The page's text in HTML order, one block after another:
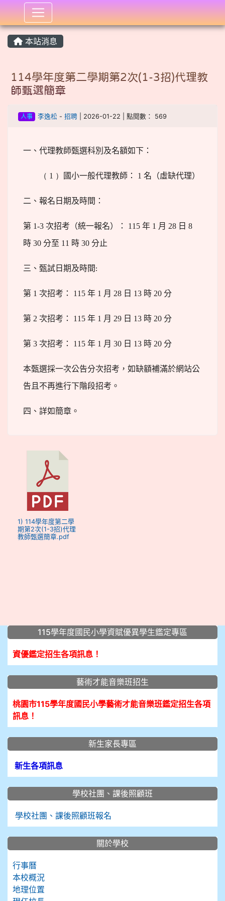
:::
本站消息
114學年度第二學期第2次(1-3招)代理教
師甄選簡章
人事 李逸松 - 招聘| 2026-01-22 | 點閱數： 569
一、代理教師甄選科別及名額如下：
（ 1 ） 國小一般代理教師： 1 名（虛缺代理）
二、報名日期及時間：
第 1-3 次招考 （統一報名）
： 115 年 1 月 28 日 8
時 30 分至 11 時 30 分止
三、甄試日期及時間:
第 1 次招考： 115 年 1 月 28 日 13 時 20 分
第 2 次招考： 115 年 1 月 29 日 13 時 20 分
第 3 次招考： 115 年 1 月 30 日 13 時 20 分
本甄選採一次公告分次招考，如缺額補滿於網站公
告且不再進行下階段招考。
四、詳如簡章。
1) 114學年度第二學
期第2次(1-3招)代理
教師甄選簡章.pdf
::: 115學年度國民小學資賦優異學生鑑定專區
資優鑑定招生各項訊息！
藝術才能音樂班招生
桃園市115學年度國民小學藝術才能音樂班鑑定招生各項
訊息！
新生家長專區
新生各項訊息
學校社團、課後照顧班
學校社團、課後照顧班報名
關於學校
行事曆
本校概況
地理位置